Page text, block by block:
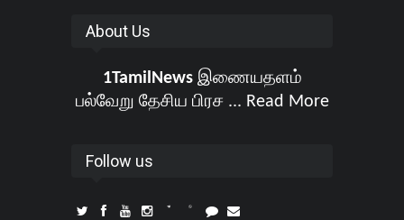
About Us
1TamilNewsஇணையதளம்
பல்வேறு தேசிய பிரச ... Read More
Follow us